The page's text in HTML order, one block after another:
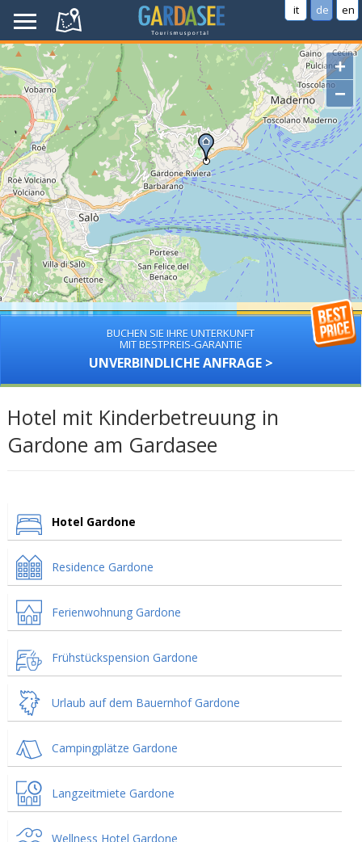
it de en
+
−
BUCHEN SIE IHRE UNTERKUNFT
MIT BESTPREIS-GARANTIE
UNVERBINDLICHE ANFRAGE >
Hotel mit Kinderbetreuung in
Gardone am Gardasee
Hotel Gardone
Residence Gardone
Ferienwohnung Gardone
Frühstückspension Gardone
Urlaub auf dem Bauernhof Gardone
Campingplätze Gardone
Langzeitmiete Gardone
Wellness Hotel Gardone